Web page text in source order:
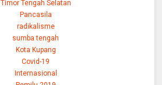
Timor Tengah Selatan
Pancasila
radikalisme
sumba tengah
Kota Kupang
Covid-19
Internasional